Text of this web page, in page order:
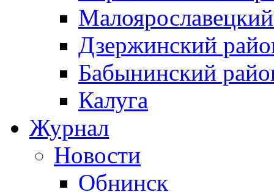
Дзержинский
Бабынинский
Калуга
Журнал
Новости
Обнинск